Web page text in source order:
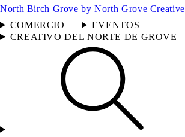
North Birch Grove by North Grove Creative
COMERCIO
EVENTOS
CREATIVO DEL NORTE DE GROVE